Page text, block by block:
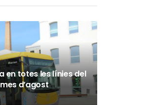
en totes les línies del
d’agost